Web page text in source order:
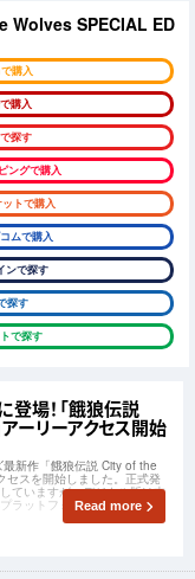
Wolves SPECIAL ED
購入
購入
探す
ングで購入
トで購入
ムで購入
ンで探す
探す
で探す
場！「餓狼伝説
ーリーアクセス開始
新作「餓狼伝説 City of the
セスを開始しました。正式発
ていますが、デジタル版は本
ラットフォームで先行プレイ
Read more